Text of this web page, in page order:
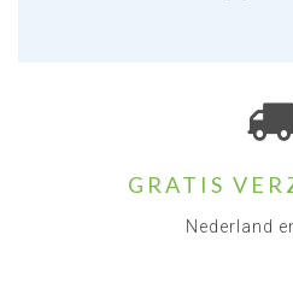
GRATIS
Nederland